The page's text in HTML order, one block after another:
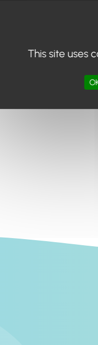
invitons à utiliser le
This site uses